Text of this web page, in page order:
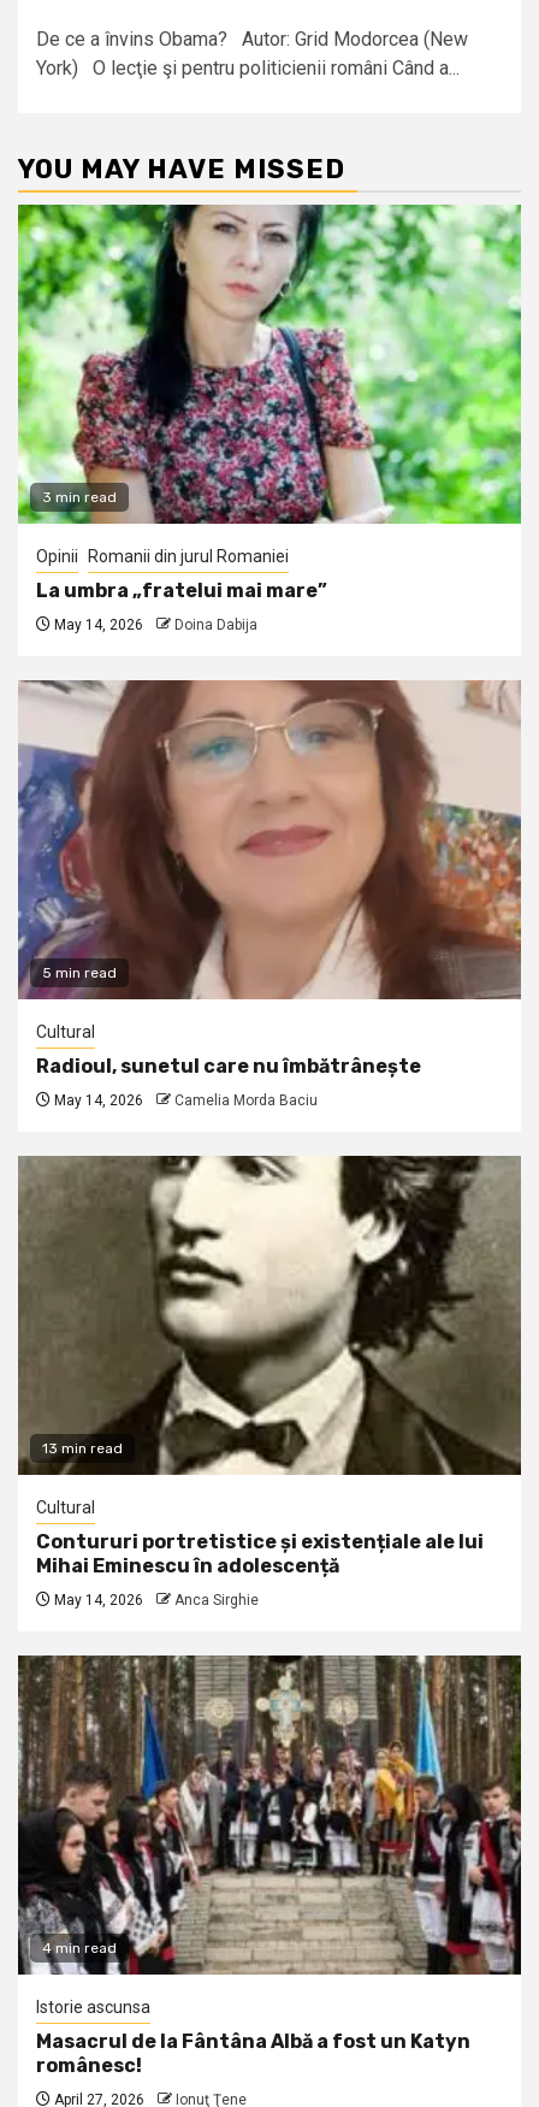
De ce a învins Obama? Autor: Grid Modorcea (New
York) O lecţie şi pentru politicienii români Când a...
YOU MAY HAVE MISSED
3 min read
Opinii Romanii din jurul Romaniei
La umbra „fratelui mai mare”
May 14, 2026 Doina Dabija
5 min read
Cultural
Radioul, sunetul care nu îmbătrânește
May 14, 2026 Camelia Morda Baciu
13 min read
Cultural
Contururi portretistice și existențiale ale lui
Mihai Eminescu în adolescență
May 14, 2026 Anca Sirghie
4 min read
Istorie ascunsa
Masacrul de la Fântâna Albă a fost un Katyn
românesc!
April 27, 2026 Ionuţ Ţene